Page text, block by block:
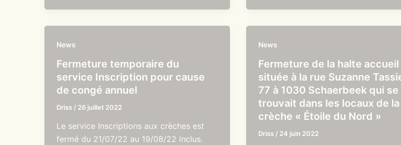
News
Fermeture temporaire du
service Inscription pour cause
de congé annuel
Driss / 26 juillet 2022
Le service Inscriptions aux crèches est
fermé du 21/07/22 au 19/08/22 inclus.
News
Fermeture de la halte accueil
située à la rue Suzanne
77 à 1030 Schaerbeek qui se
trouvait dans les locaux de la
crèche « Étoile du Nord »
Driss / 24 juin 2022